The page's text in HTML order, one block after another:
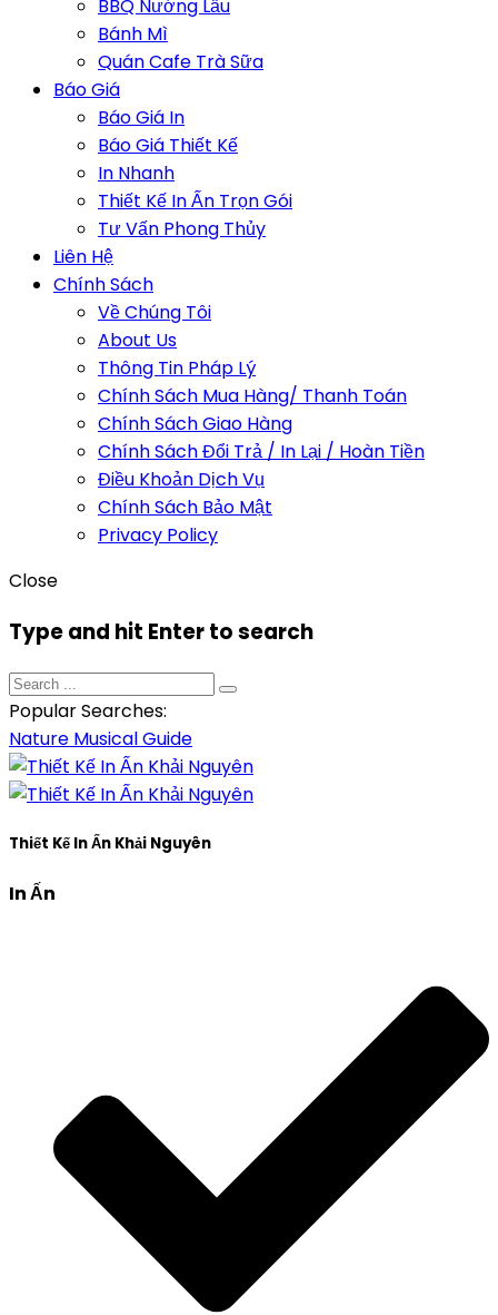
BBQ Nướng Lẩu
Bánh Mì
Quán Cafe Trà Sữa
Báo Giá
Báo Giá In
Báo Giá Thiết Kế
In Nhanh
Thiết Kế In Ấn Trọn Gói
Tư Vấn Phong Thủy
Liên Hệ
Chính Sách
Về Chúng Tôi
About Us
Thông Tin Pháp Lý
Chính Sách Mua Hàng/ Thanh Toán
Chính Sách Giao Hàng
Chính Sách Đổi Trả / In Lại / Hoàn Tiền
Điều Khoản Dịch Vụ
Chính Sách Bảo Mật
Privacy Policy
Close
Type and hit Enter to search
Popular Searches:
Nature MusicalGuide
Thiết Kế In Ấn Khải Nguyên
In Ấn